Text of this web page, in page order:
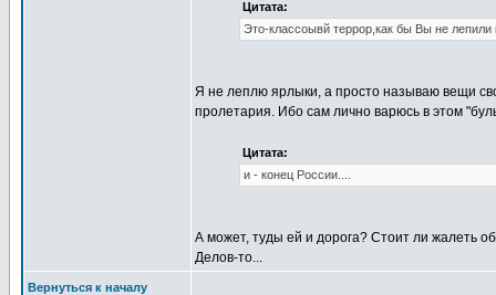
Цитата:
Это-классоывй террор,как бы Вы не лепили
Я не леплю ярлыки, а просто называю вещи
пролетария. Ибо сам лично варюсь в этом
Цитата:
и - конец России....
А может, туды ей и дорога? Стоит ли жалеть
Делов-то...
Вернуться к началу